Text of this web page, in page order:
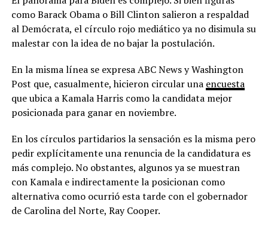
como Barack Obama o Bill Clinton salieron a respaldad
al Demócrata, el círculo rojo mediático ya no disimula su
malestar con la idea de no bajar la postulación.
En la misma línea se expresa ABC News y Washington
Post que, casualmente, hicieron circular una encuesta
que ubica a Kamala Harris como la candidata mejor
posicionada para ganar en noviembre.
En los círculos partidarios la sensación es la misma pero
pedir explícitamente una renuncia de la candidatura es
más complejo. No obstantes, algunos ya se muestran
con Kamala e indirectamente la posicionan como
alternativa como ocurrió esta tarde con el gobernador
de Carolina del Norte, Ray Cooper.